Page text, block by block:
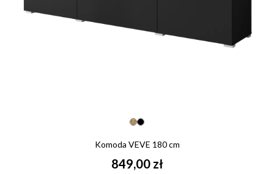
Komoda VEVE 180 cm
849,00 zł